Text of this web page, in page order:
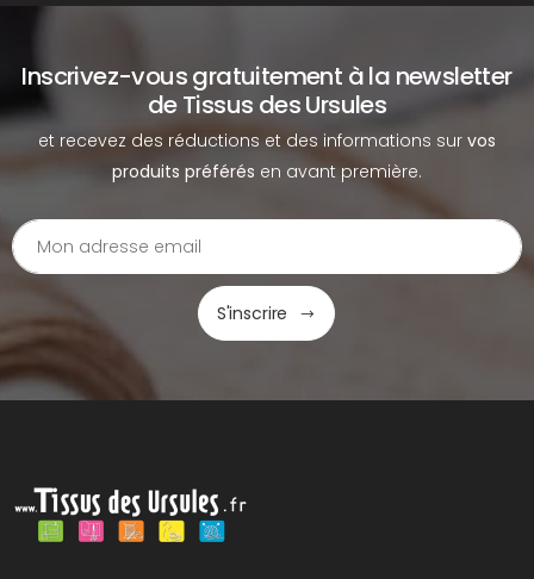
Inscrivez-vous gratuitement à la newsletter
de Tissus des Ursules
et recevez des réductions et des informations sur vos
produits préférés en avant première.
S'inscrire